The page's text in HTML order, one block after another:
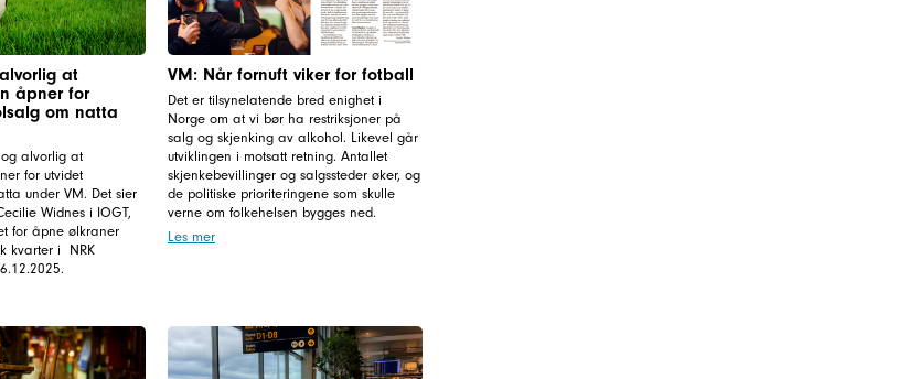
at
åpner for
om natta
og alvorlig at
for utvidet
under VM. Det sier
Widnes i IOGT,
for åpne ølkraner
kvarter i NRK
VM: Når fornuft viker for fotball
Det er tilsynelatende bred enighet i
Norge om at vi bør ha restriksjoner på
salg og skjenking av alkohol. Likevel går
utviklingen i motsatt retning. Antallet
skjenkebevillinger og salgssteder øker, og
de politiske prioriteringene som skulle
verne om folkehelsen bygges ned.
Les mer